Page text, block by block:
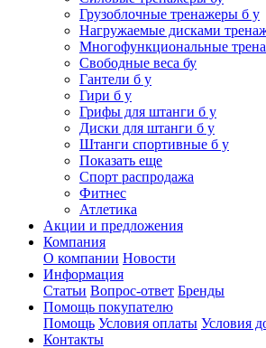
Грузоблочные тренажеры б у
Нагружаемые дисками
Многофункциональные
Свободные веса бу
Гантели б у
Гири б у
Грифы для штанги б у
Диски для штанги б у
Штанги спортивные б у
Показать еще
Спорт распродажа
Фитнес
Атлетика
Акции и предложения
Компания
О компании Новости
Информация
Статьи Вопрос-ответ Бренды
Помощь покупателю
Помощь Условия оплаты Условия
Контакты